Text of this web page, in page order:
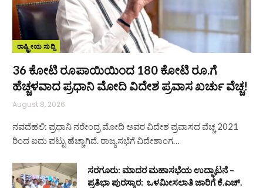
ರಾಷ್ಟ್ರೀಯ ಸುದ್ದಿ
36 ಕೋಟಿ ರೂಪಾಯಿಯಿಂದ 180 ಕೋಟಿ ರೂ.ಗೆ
ಹೆಚ್ಚಳವಾದ ಪ್ರಧಾನಿ ಮೋದಿ ವಿದೇಶ ಪ್ರವಾಸ ಖರ್ಚು ವೆಚ್ಚ!
August 8, 2026
ನವದೆಹಲಿ: ಪ್ರಧಾನಿ ನರೇಂದ್ರ ಮೋದಿ ಅವರ ವಿದೇಶ ಪ್ರವಾಸದ ವೆಚ್ಚ 2021
ರಿಂದ ಐದು ಪಟ್ಟು ಹೆಚ್ಚಾಗಿದೆ. ರಾಜ್ಯಸಭೆಗೆ ವಿದೇಶಾಂಗ…
ಸರಗೂರು: ಮಾದರ ಮಹಾಸಭೆಯ ಉದ್ಘಾಟನೆ –
ಪ್ರತಿಭಾ ಪುರಸ್ಕಾರ: ಒಳಮೀಸಲಾತಿ ಜಾರಿಗೆ ಕೆ.ಎಚ್.